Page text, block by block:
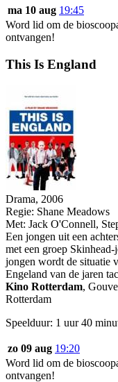
ma 10 aug 19:45
Word lid om de
ontvangen!
This Is England
Drama, 2006
Regie: Shane Meadows
Met: Jack O'Connell,
Een jongen uit een
met een groep
jongen wordt de situatie
Engeland van de jaren
Kino Rotterdam,
Rotterdam
Speelduur: 1 uur 40
zo 09 aug 19:20
Word lid om de
ontvangen!